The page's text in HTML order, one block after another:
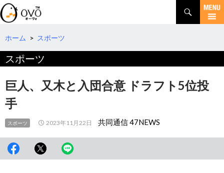
検
索
コ
テ
へ
移
動
ホーム > スポーツ
スポーツ
巨人、又木と入団合意 ドラフト5位投
手
スポーツ 2023年11月22日 共同通信 47NEWS